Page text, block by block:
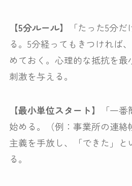
【5分ルール】
「たった5分
る。5分経ってもきつければ
めておく。心理的な抵抗を最
刺激を与える。
【最小単位スタート】
「一
始める。（例：事業所の連
主義を手放し、「できた」
る。